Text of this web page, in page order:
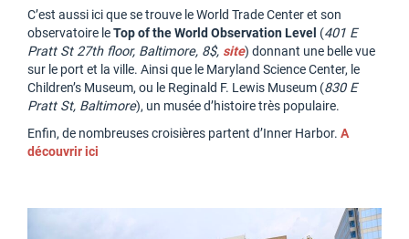
C’est aussi ici que se trouve le World Trade Center et son
observatoire leTop of the World Observation Level (401 E
Pratt St 27th floor, Baltimore, 8$, site) donnant une belle vue
sur le port et la ville. Ainsi que le Maryland Science Center, le
Children’s Museum, ou le Reginald F. Lewis Museum (830 E
Pratt St, Baltimore), un musée d’histoire très populaire.
Enfin, de nombreuses croisières partent d’Inner Harbor. A
découvrir ici